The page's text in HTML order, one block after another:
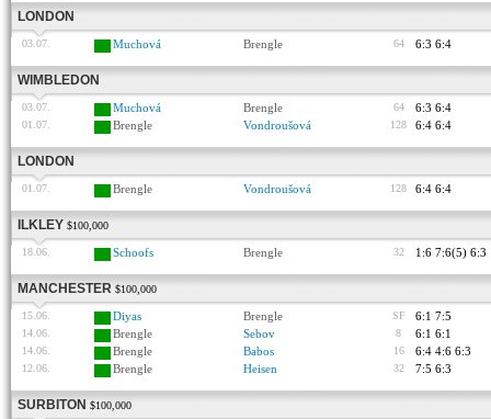
LONDON
03.07. Muchová Brengle 64 6:3 6:4
WIMBLEDON
03.07. Muchová Brengle 64 6:3 6:4
01.07. Brengle Vondroušová 128 6:4 6:4
LONDON
01.07. Brengle Vondroušová 128 6:4 6:4
ILKLEY $100,000
18.06. Schoofs Brengle 32 1:6 7:6(5) 6:3
MANCHESTER $100,000
15.06. Diyas Brengle SF 6:1 7:5
14.06. Brengle Sebov 8 6:1 6:1
14.06. Brengle Babos 16 6:4 4:6 6:3
12.06. Brengle Heisen 32 7:5 6:3
SURBITON $100,000